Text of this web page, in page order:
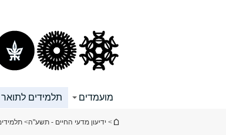
מועמדים תלמידים לתואר
הינך נמצא כאן
> ידיעון מדעי החיים - תשע"ה>